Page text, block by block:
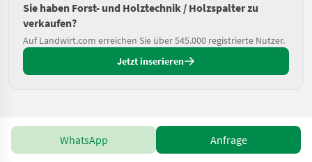
Sie haben Forst- und Holztechnik / Holzspalter zu
verkaufen?
Auf Landwirt.com erreichen Sie über 545.000 registrierte Nutzer.
Jetzt inserieren
WhatsApp Anfrage